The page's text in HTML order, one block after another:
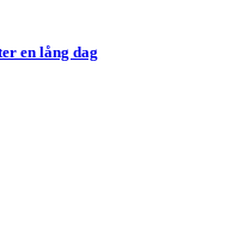
en lång dag